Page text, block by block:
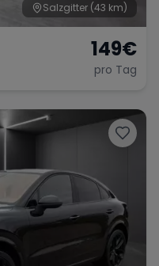
Salzgitter (43 km)
149€
pro Tag